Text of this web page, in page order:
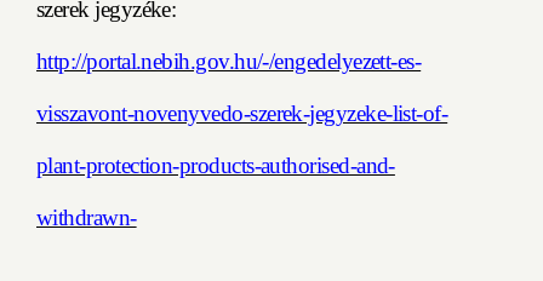
szerek jegyzéke:
http://portal.nebih.gov.hu/-/engedelyezett-es-
visszavont-novenyvedo-szerek-jegyzeke-list-of-
plant-protection-products-authorised-and-
withdrawn-